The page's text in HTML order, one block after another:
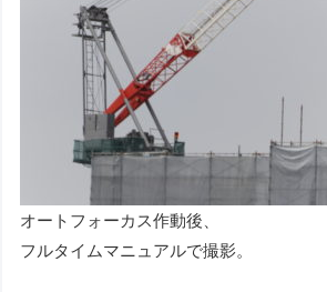
オートフォーカス作動後、
フルタイムマニュアルで撮影。